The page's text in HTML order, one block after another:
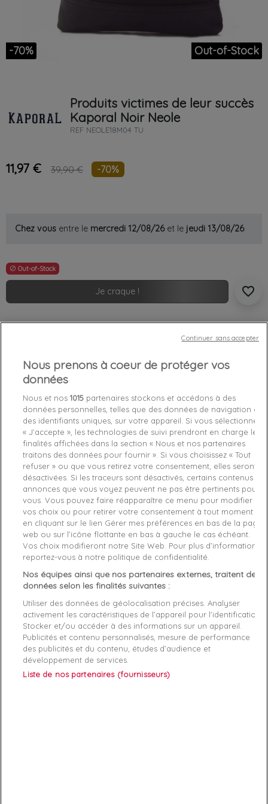
-70% Out-of-Stock
Produits victimes de leur succès
Kaporal Noir Neole
REF NEOLE18M04 TU
11,97 € 39,90 € -70%
Chez vous entre le mercredi 12/08/26et le jeudi 13/08/26
 Out-of-Stock
Je craque ! favorite_border
Livraison gratuite *
Caractéristiques produit
Détails du produit Fabriquant
Référence NEOLE18M04 TU
Fiche technique
Couleur Noir
Matière Synthétique
Genre Homme
Rayon Bagagerie
Démarque 70 %
Références spécifiques
EAN-13 3606745013137
Nous prenons à coeur de protéger vos
données
Nous et nos1015 partenaires stockons et accédons à des
données personnelles, telles que des données de navigation ou
des identifiants uniques, sur votre appareil. Si vous sélectionnez
« J’accepte », les technologies de suivi prendront en charge les
finalités affichées dans la section « Nous et nos partenaires
traitons des données pour fournir ». Si vous choisissez « Tout
refuser » ou que vous retirez votre consentement, elles seront
désactivées. Si les traceurs sont désactivés, certains contenus et
annonces que vous voyez peuvent ne pas être pertinents pour
vous. Vous pouvez faire réapparaître ce menu pour modifier
vos choix ou pour retirer votre consentement à tout moment
en cliquant sur le lien Gérer mes préférences en bas de la page
web ou sur l’icône flottante en bas à gauche le cas échéant.
Vos choix modifieront notre Site Web. Pour plus d’informations,
reportez-vous à notre politique de confidentialité.
Nos équipes ainsi que nos partenaires externes, traitent des
données selon les finalités suivantes :
Utiliser des données de géolocalisation précises. Analyser
activement les caractéristiques de l’appareil pour l’identification.
Stocker et/ou accéder à des informations sur un appareil.
Publicités et contenu personnalisés, mesure de performance
des publicités et du contenu, études d’audience et
développement de services.
Liste de nos partenaires (fournisseurs)
Continuer sans accepter